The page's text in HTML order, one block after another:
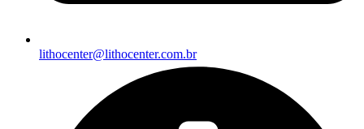
lithocenter@lithocenter.com.br